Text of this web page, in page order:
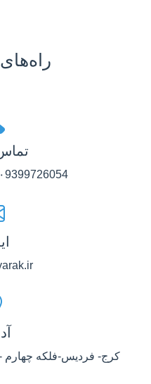
۰9399726054 - 09923638486
کرج- فردیس-فلکه چهارم